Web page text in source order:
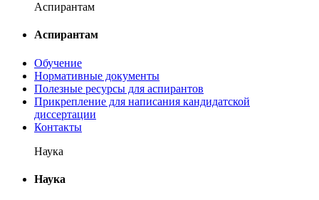
Аспирантам
Аспирантам
Обучение
Нормативные документы
Полезные ресурсы для аспирантов
Прикрепление для написания кандидатской
диссертации
Контакты
Наука
Наука